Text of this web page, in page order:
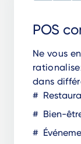
POS
Ne vous
dans
Bien-